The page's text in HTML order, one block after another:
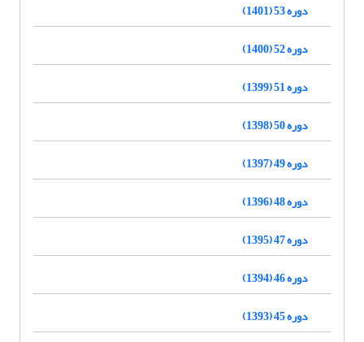
دوره 53 (1401)
دوره 52 (1400)
دوره 51 (1399)
دوره 50 (1398)
دوره 49 (1397)
دوره 48 (1396)
دوره 47 (1395)
دوره 46 (1394)
دوره 45 (1393)